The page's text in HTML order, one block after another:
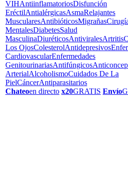
VIHAntiinflamatoriosDisfunción
EréctilAntialérgicasAsmaRelajantes
MuscularesAntibióticosMigrañas
MentalesDiabetesSalud
MasculinaDiuréticosAntiviralesArtritis
Los OjosColesterolAntidepresivos
CardiovascularEnfermedades
GenitourinariasAntifúngicos
ArterialAlcoholismoCuidados De La
PielCáncerAntiparasitarios
Chateoen directo x20GRATIS Envío